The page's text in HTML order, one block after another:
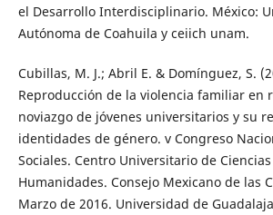
el Desarrollo Interdisciplinario. México:
Autónoma de Coahuila y ceiich unam.
Cubillas, M. J.; Abril E. & Domínguez, S.
Reproducción de la violencia familiar en
noviazgo de jóvenes universitarios y su
identidades de género. v Congreso
Sociales. Centro Universitario de
Humanidades. Consejo Mexicano de las
Marzo de 2016. Universidad de